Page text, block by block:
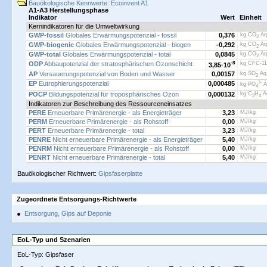
Bauökologische Kennwerte: Ecoinvent A1
A1-A3 Herstellungsphase
Indikator
Wert
Einheit
Kernindikatoren für die Umweltwirkung
GWP-fossil Globales Erwärmungspotenzial - fossil 0,376 kg CO2
GWP-biogenic Globales Erwärmungspotenzial - biogen -0,292 kg CO2
GWP-total Globales Erwärmungspotenzial - total 0,0845 kg CO2
ODPAbbaupotenzial der stratosphärischen Ozonschicht 3,85·10-8 kg CFC-
AP Versauerungspotenzial von Boden und Wasser 0,00157 kg SO2
EP Eutrophierungspotenzial 0,000485 kg PO4
3-
POCP Bildungspotenzial für troposphärisches Ozon 0,000132 kg C2H 4
Indikatoren zur Beschreibung des Ressourceneinsatzes
PERE Erneuerbare Primärenergie - als Energieträger 3,23 MJ/kg
PERM Erneuerbare Primärenergie - als Rohstoff 0,00 MJ/kg
PERT Erneuerbare Primärenergie - total 3,23 MJ/kg
PENRE Nicht erneuerbare Primärenergie - als Energieträger 5,40 MJ/kg
PENRM Nicht erneuerbare Primärenergie - als Rohstoff 0,00 MJ/kg
PENRT Nicht erneuerbare Primärenergie - total 5,40 MJ/kg
Bauökologischer Richtwert: Gipsfaserplatte
Zugeordnete Entsorgungs-Richtwerte
Entsorgung, Gips auf Deponie
EoL-Typ und Szenarien
EoL-Typ: Gipsfaser